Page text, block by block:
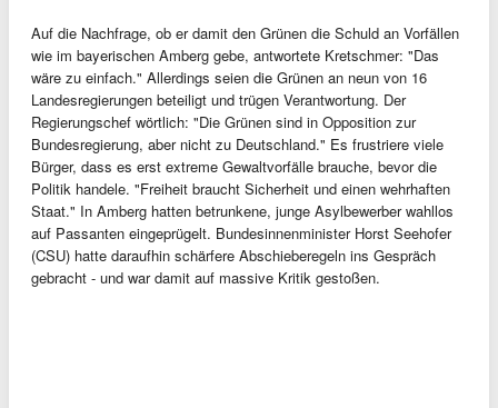
Auf die Nachfrage, ob er damit den Grünen die Schuld an Vorfällen
wie im bayerischen Amberg gebe, antwortete Kretschmer: "Das
wäre zu einfach." Allerdings seien die Grünen an neun von 16
Landesregierungen beteiligt und trügen Verantwortung. Der
Regierungschef wörtlich: "Die Grünen sind in Opposition zur
Bundesregierung, aber nicht zu Deutschland." Es frustriere viele
Bürger, dass es erst extreme Gewaltvorfälle brauche, bevor die
Politik handele. "Freiheit braucht Sicherheit und einen wehrhaften
Staat." In Amberg hatten betrunkene, junge Asylbewerber wahllos
auf Passanten eingeprügelt. Bundesinnenminister Horst Seehofer
(CSU) hatte daraufhin schärfere Abschieberegeln ins Gespräch
gebracht - und war damit auf massive Kritik gestoßen.